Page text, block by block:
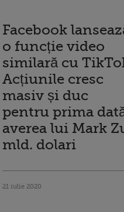
Facebook
o funcție video
similară cu
Acțiunile cresc
masiv și duc
pentru prima
averea lui Mark
mld. dolari
21 iulie 2020